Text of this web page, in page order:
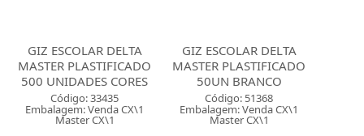
GIZ ESCOLAR DELTA
MASTER PLASTIFICADO
500 UNIDADES CORES
Código: 33435
Embalagem: Venda CX\1
Master CX\1
GIZ ESCOLAR DELTA
MASTER PLASTIFICADO
50UN BRANCO
Código: 51368
Embalagem: Venda CX\1
Master CX\1